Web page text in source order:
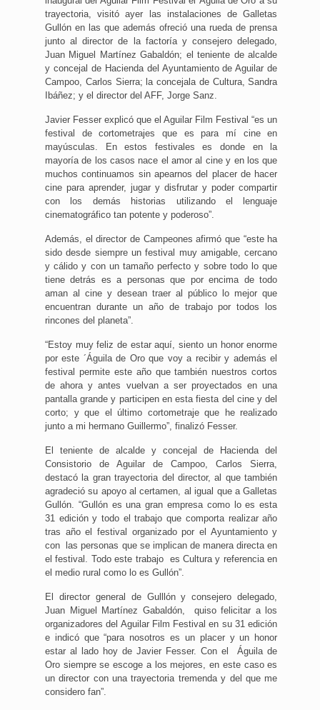
trayectoria, visitó ayer las instalaciones de Galletas
Gullón en las que además ofreció una rueda de prensa
junto al director de la factoría y consejero delegado,
Juan Miguel Martínez Gabaldón; el teniente de alcalde
y concejal de Hacienda del Ayuntamiento de Aguilar de
Campoo, Carlos Sierra; la concejala de Cultura, Sandra
Ibáñez; y el director del AFF, Jorge Sanz.
Javier Fesser explicó que el Aguilar Film Festival “es un
festival de cortometrajes que es para mí cine en
mayúsculas. En estos festivales es donde en la
mayoría de los casos nace el amor al cine y en los que
muchos continuamos sin apearnos del placer de hacer
cine para aprender, jugar y disfrutar y poder compartir
con los demás historias utilizando el lenguaje
cinematográfico tan potente y poderoso”.
Además, el director de Campeones afirmó que “este ha
sido desde siempre un festival muy amigable, cercano
y cálido y con un tamaño perfecto y sobre todo lo que
tiene detrás es a personas que por encima de todo
aman al cine y desean traer al público lo mejor que
encuentran durante un año de trabajo por todos los
rincones del planeta”.
“Estoy muy feliz de estar aquí, siento un honor enorme
por este ´Águila de Oro que voy a recibir y además el
festival permite este año que también nuestros cortos
de ahora y antes vuelvan a ser proyectados en una
pantalla grande y participen en esta fiesta del cine y del
corto; y que el último cortometraje que he realizado
junto a mi hermano Guillermo”, finalizó Fesser.
El teniente de alcalde y concejal de Hacienda del
Consistorio de Aguilar de Campoo, Carlos Sierra,
destacó la gran trayectoria del director, al que también
agradeció su apoyo al certamen, al igual que a Galletas
Gullón. “Gullón es una gran empresa como lo es esta
31 edición y todo el trabajo que comporta realizar año
tras año el festival organizado por el Ayuntamiento y
con las personas que se implican de manera directa en
el festival. Todo este trabajo es Cultura y referencia en
el medio rural como lo es Gullón”.
El director general de Gulllón y consejero delegado,
Juan Miguel Martínez Gabaldón, quiso felicitar a los
organizadores del Aguilar Film Festival en su 31 edición
e indicó que “para nosotros es un placer y un honor
estar al lado hoy de Javier Fesser. Con el Águila de
Oro siempre se escoge a los mejores, en este caso es
un director con una trayectoria tremenda y del que me
considero fan”.